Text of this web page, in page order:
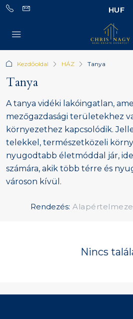
HUF
Kezdőoldal HÁZ Tanya
Tanya
A tanya vidéki lakóingatlan,
mezőgazdasági területekhez
környezethez kapcsolódik.
telekkel, természetközeli
nyugodtabb életmóddal jár,
számára, akik több térre és
városon kívül.
Rendezés:
Nincs